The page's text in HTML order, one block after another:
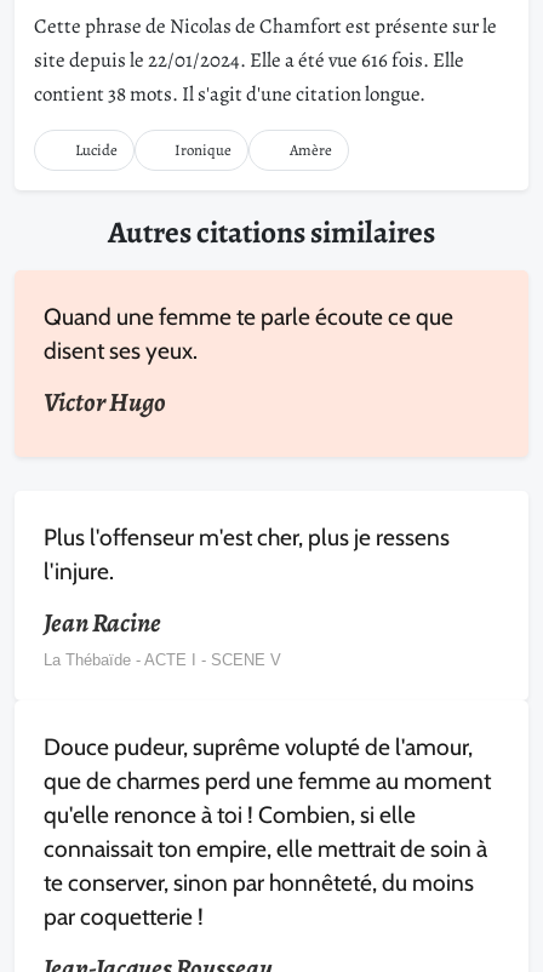
Cette phrase de Nicolas de Chamfort est présente sur le
site depuis le 22/01/2024. Elle a été vue 616 fois. Elle
contient 38 mots. Il s'agit d'une citation longue.
Lucide Ironique Amère
Autres citations similaires
Quand une femme te parle écoute ce que
disent ses yeux.
Victor Hugo
Plus l'offenseur m'est cher, plus je ressens
l'injure.
Jean Racine
La Thébaïde - ACTE I - SCENE V
Douce pudeur, suprême volupté de l'amour,
que de charmes perd une femme au moment
qu'elle renonce à toi ! Combien, si elle
connaissait ton empire, elle mettrait de soin à
te conserver, sinon par honnêteté, du moins
par coquetterie !